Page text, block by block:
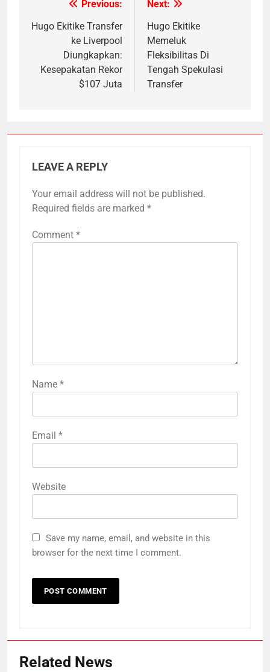
navigation
Previous:
Hugo Ekitike Transfer
ke Liverpool
Diungkapkan:
Kesepakatan Rekor
$107 Juta
Next:
Hugo Ekitike
Memeluk
Fleksibilitas Di
Tengah Spekulasi
Transfer
LEAVE A REPLY
Your email address will not be published.
Required fields are marked *
Comment *
Name *
Email *
Website
Save my name, email, and website in this
browser for the next time I comment.
Related News